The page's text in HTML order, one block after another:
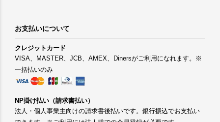
お支払いについて
クレジットカード
VISA、MASTER、JCB、AMEX、Dinersがご利用になれます。※
一括払いのみ
NP掛け払い（請求書払い）
法人・個人事業主向けの請求書後払いです。銀行振込でお支払い